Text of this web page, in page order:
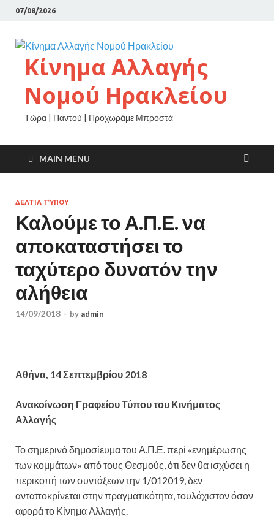
07/08/2026
Κίνημα Αλλαγής
Νομού Ηρακλείου
Τώρα | Παντού | Προχωράμε Μπροστά
MAIN MENU
ΔΕΛΤΊΑ ΤΎΠΟΥ
Καλούμε το Α.Π.Ε. να
αποκαταστήσει το
ταχύτερο δυνατόν την
αλήθεια
14/09/2018 - by admin
Αθήνα, 14 Σεπτεμβρίου 2018
Ανακοίνωση Γραφείου Τύπου του Κινήματος
Αλλαγής
Το σημερινό δημοσίευμα του Α.Π.Ε. περί «ενημέρωσης
των κομμάτων» από τους Θεσμούς, ότι δεν θα ισχύσει η
περικοπή των συντάξεων την 1/012019, δεν
ανταποκρίνεται στην πραγματικότητα, τουλάχιστον όσον
αφορά το Κίνημα Αλλαγής.